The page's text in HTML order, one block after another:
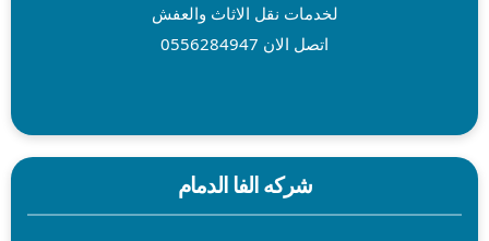
لخدمات نقل الاثاث والعفش
اتصل الان 0556284947
شركه الفا الدمام